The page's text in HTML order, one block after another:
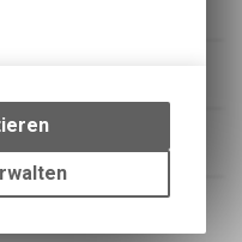
und
auf Ihrem Gerät,
Online-